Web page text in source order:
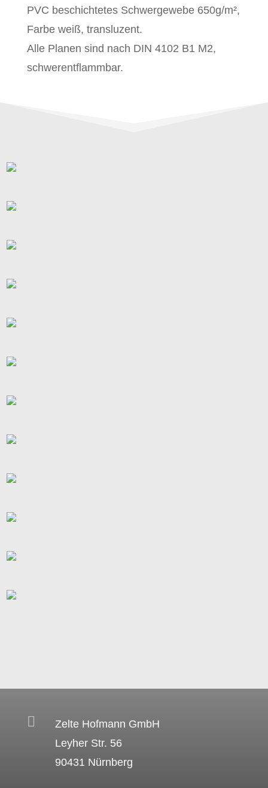
PVC beschichtetes Schwergewebe 650g/m²,
Farbe weiß, transluzent.
Alle Planen sind nach DIN 4102 B1 M2,
schwerentflammbar.

Zelte Hofmann GmbH
Leyher Str. 56
90431 Nürnberg